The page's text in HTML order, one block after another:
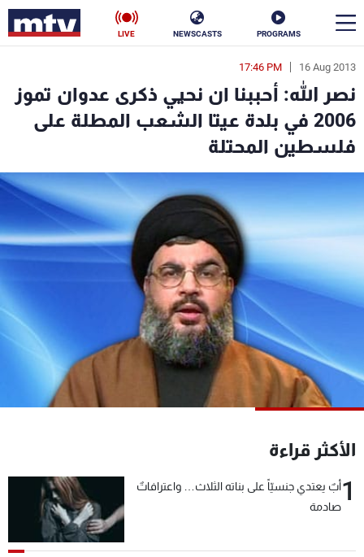
PROGRAMS
NEWSCASTS
LIVE
16 Aug 2013
17:46 PM
نصر الله: أحببنا ان نحيي ذكرى عدوان تموز
2006 في بلدة عيتا الشعب المطلة على
فلسطين المحتلة
الأكثر قراءة
1أبٌ يعتدي جنسيّاً على بناته الثلاث… واعترافاتٌ
صادمة
en
الأخبار
سياسة
فن
منوعات رياضة
كأس العالم
جدول البرامج
شاهد البرامج
الترددات
عن MTV
لاعلاناتكم
شروط الإسـتخدام
سياسة الخصوصية